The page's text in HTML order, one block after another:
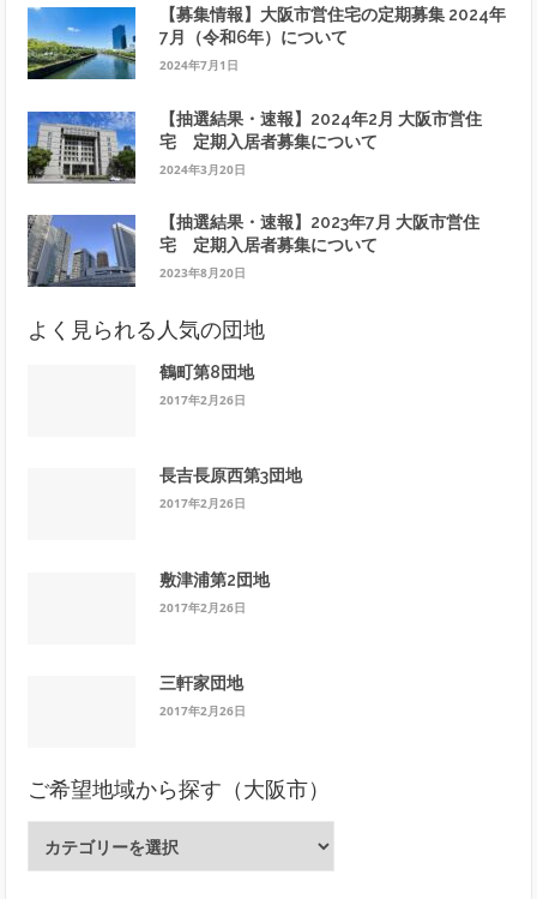
【募集情報】大阪市営住宅の定期募集 2024年
7月（令和6年）について
2024年7月1日
【抽選結果・速報】2024年2月 大阪市営住
宅 定期入居者募集について
2024年3月20日
【抽選結果・速報】2023年7月 大阪市営住
宅 定期入居者募集について
2023年8月20日
よく見られる人気の団地
鶴町第8団地
2017年2月26日
長吉長原西第3団地
2017年2月26日
敷津浦第2団地
2017年2月26日
三軒家団地
2017年2月26日
ご希望地域から探す（大阪市）